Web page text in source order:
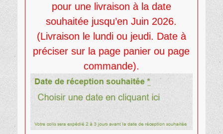
pour une livraison à la date
souhaitée jusqu’en Juin 2026.
(Livraison le lundi ou jeudi. Date à
préciser sur la page panier ou page
commande).